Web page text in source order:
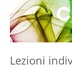
Lezioni